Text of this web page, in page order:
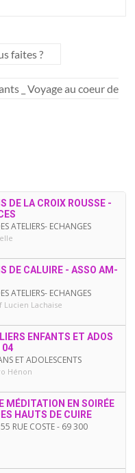
faites ?
_ Voyage au coeur de
DE LA CROIX ROUSSE -
ATELIERS- ECHANGES
DE CALUIRE - ASSO AM-
ATELIERS- ECHANGES
Lucien Lachaise
ENFANTS ET ADOS
04
ET ADOLESCENTS
Hénon
MÉDITATION EN SOIRÉE
HAUTS DE CUIRE
RUE COSTE - 69 300